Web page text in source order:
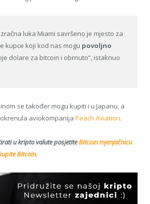
luka Miami savršeno je mjesto za
kupce koji kod nas mogu povoljno
dolare za bitcoin i obrnuto”, istaknuo
se također mogu kupiti i u Japanu, a
aviokompanija Peach Aviation.
u kripto valute posjetiteBitcoin mjenjačnicu
Bitcoin.